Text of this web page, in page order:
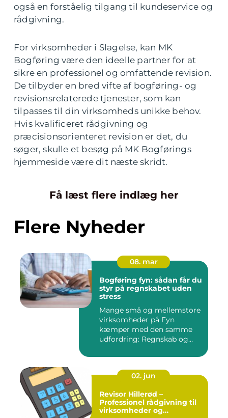
også en forståelig tilgang til kundeservice og
rådgivning.
For virksomheder i Slagelse, kan MK
Bogføring være den ideelle partner for at
sikre en professionel og omfattende revision.
De tilbyder en bred vifte af bogføring- og
revisionsrelaterede tjenester, som kan
tilpasses til din virksomheds unikke behov.
Hvis kvalificeret rådgivning og
præcisionsorienteret revision er det, du
søger, skulle et besøg på MK Bogførings
hjemmeside være dit næste skridt.
Få læst flere indlæg her
Flere Nyheder
08. mar
Bogføring fyn: sådan får du
styr på regnskabet uden
stress
Mange små og mellemstore
virksomheder på Fyn
kæmper med den samme
udfordring: Regnskab og
02. jun
Revisor Hillerød –
Professionel rådgivning til
virksomheder og